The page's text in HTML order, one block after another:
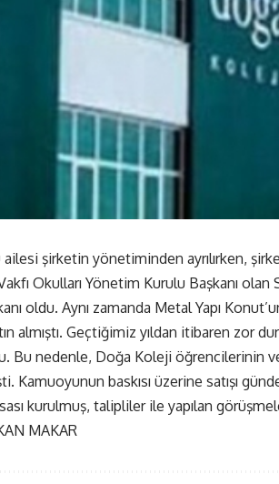
ailesi şirketin yönetiminden ayrılırken,
Okulları Yönetim Kurulu Başkanı
oldu. Aynı zamanda Metal Yapı
almıştı. Geçtiğimiz yıldan itibaren zor
Bu nedenle, Doğa Koleji öğrencilerinin
Kamuoyunun baskısı üzerine satışı
kurulmuş, talipliler ile yapılan
MAKAR